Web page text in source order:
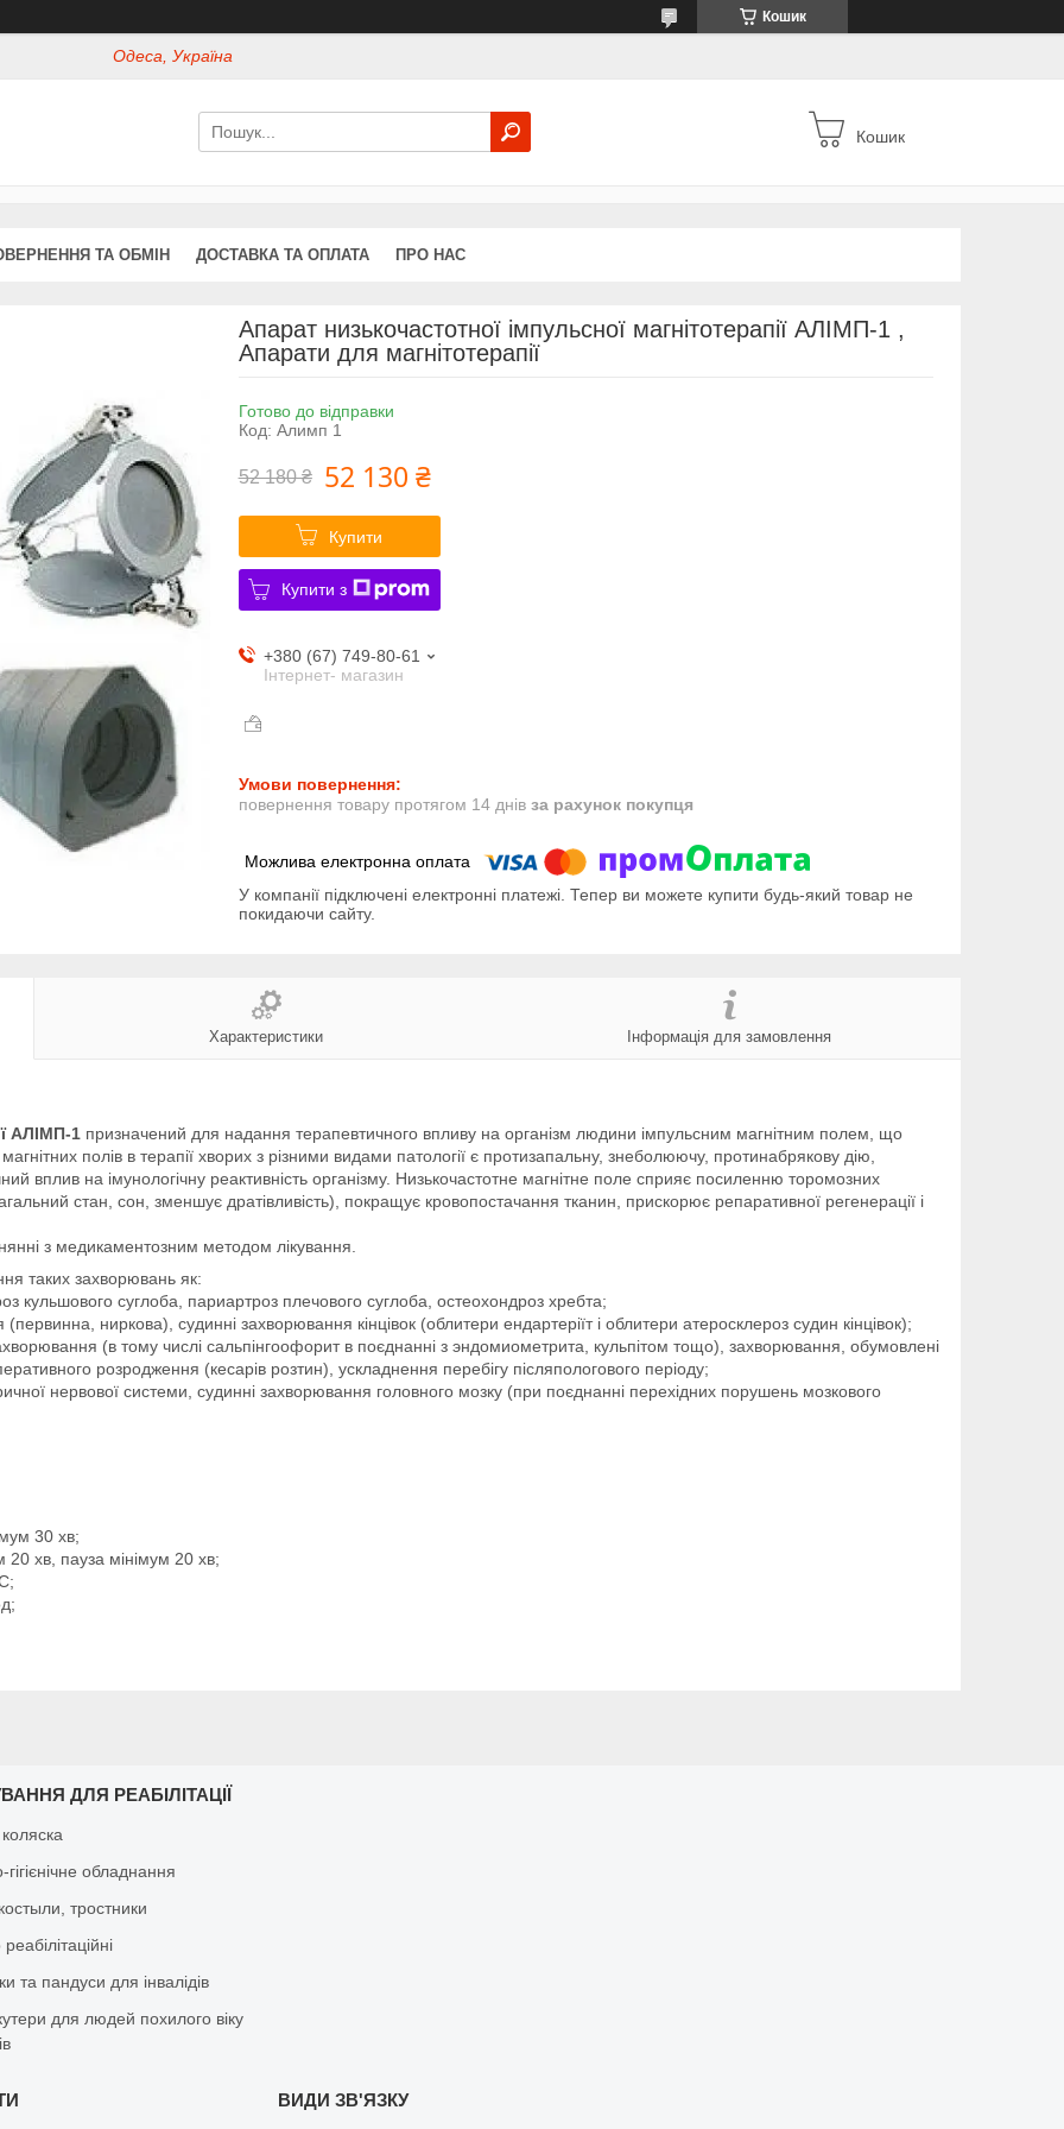
Кошик
Одеса, Україна
Кошик
ТА ОБМІН ДОСТАВКА ТА ОПЛАТА ПРО НАС
Апарат низькочастотної імпульсної магнітотерапії АЛІМП-1 ,
Апарати для магнітотерапії
Готово до відправки
Код: Алимп 1
52 180 ₴ 52 130 ₴
Купити
Купити з
+380 (67) 749-80-61
Інтернет- магазин
повернення товару протягом 14 днів за рахунок покупця
У компанії підключені електронні платежі. Тепер ви можете купити будь-який товар не
покидаючи сайту.
Характеристики Інформація для замовлення
АЛІМП-1 призначений для надання терапевтичного впливу на організм людини імпульсним магнітним полем, що
полів в терапії хворих з різними видами патології є протизапальну, знеболюючу, протинабрякову дію,
вплив на імунологічну реактивність організму. Низькочастотне магнітне поле сприяє посиленню торомозних
стан, сон, зменшує дратівливість), покращує кровопостачання тканин, прискорює репаративної регенерації і
з медикаментозним методом лікування.
таких захворювань як:
кульшового суглоба, париартроз плечового суглоба, остеохондроз хребта;
ниркова), судинні захворювання кінцівок (облитери ендартеріїт і облитери атеросклероз судин кінцівок);
(в тому числі сальпінгоофорит в поєднанні з эндомиометрита, кульпітом тощо), захворювання, обумовлені
розродження (кесарів розтин), ускладнення перебігу післяпологового періоду;
нервової системи, судинні захворювання головного мозку (при поєднанні перехідних порушень мозкового
30 хв;
хв, пауза мінімум 20 хв;
ДЛЯ РЕАБІЛІТАЦІЇ
обладнання
тростники
та пандуси для інвалідів
для людей похилого віку